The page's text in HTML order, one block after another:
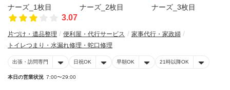
3.07
片づけ・遺品整理 便利屋・代行サービス
家事代行・家政婦
トイレつまり・水漏れ修理・蛇口修理
出張・訪問専門 日祝OK 早朝OK 21時以降OK
本日の営業状況 7:00〜29:00